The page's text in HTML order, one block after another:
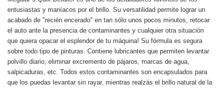
entusiastas y maníacos por el brillo. Su versatilidad permite lograr un
acabado de "recién encerado" en tan sólo unos pocos minutos, retocar
el auto ante la presencia de contaminantes y cualquier otra situación
que quiera opacar el esplendor de tu máquina! Su fórmula es segura
sobre todo tipo de pinturas. Contiene lubricantes que permiten levantar
polvillo diario, eliminar excremento de pájaros, marcas de agua,
salpicaduras, etc. Todos estos contaminantes son encapsulados para
que los puedas levantar sin rayar, mientras realzás el brillo natural de la